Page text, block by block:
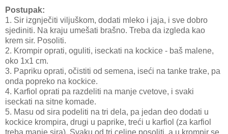
Postupak:
1. Sir izgnječiti viljuškom, dodati mleko i jaja, i sve dobro
sjediniti. Na kraju umešati brašno. Treba da izgleda kao
krem sir. Posoliti.
2. Krompir oprati, oguliti, iseckati na kockice - baš malene,
oko 1x1 cm.
3. Papriku oprati, očistiti od semena, iseći na tanke trake, pa
onda popreko na kockice.
4. Karfiol oprati pa razdeliti na manje cvetove, i svaki
iseckati na sitne komade.
5. Masu od sira podeliti na tri dela, pa jedan deo dodati u
kockice krompira, drugi u paprike, treći u karfiol (za karfiol
treba manje sira). Svaku od tri celine posoliti, a u krompir se